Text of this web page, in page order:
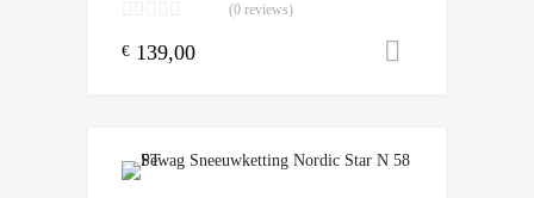
(0 reviews)
€ 139,00